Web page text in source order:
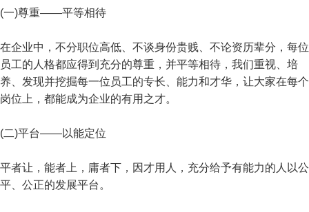
(一)尊重——平等相待
在企业中，不分职位高低、不谈身份贵贱、不论资历辈分，每位
员工的人格都应得到充分的尊重，并平等相待，我们重视、培
养、发现并挖掘每一位员工的专长、能力和才华，让大家在每个
岗位上，都能成为企业的有用之才。
(二)平台——以能定位
平者让，能者上，庸者下，因才用人，充分给予有能力的人以公
平、公正的发展平台。